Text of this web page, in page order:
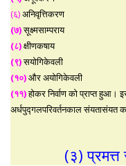
(६)अनिवृत्तिकरण
(७)सूक्ष्मसाम्पराय
(८)क्षीणकषाय
(९)सयोगिकेवली
(१०)और अयोगिकेवली
(११)होकर निर्वाण को प्राप्त हुआ।
अर्धपुद्गलपरिवर्तनकाल संयतासंयत
(३)